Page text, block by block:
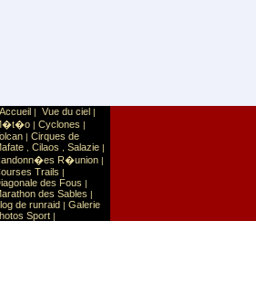
Sport: Sports extr�mes
Accueil | Vue du ciel |
| Cyclones |
| Cirques de
Cilaos Salazie |
R�union |
Trails |
des Fous |
des Sables |
de runraid | Galerie
Sport |